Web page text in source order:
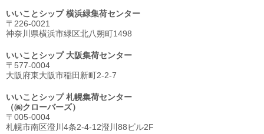
いいことシップ 横浜緑集荷センター
〒226-0021
神奈川県横浜市緑区北八朔町1498
いいことシップ 大阪集荷センター
〒577-0004
大阪府東大阪市稲田新町2-2-7
いいことシップ 札幌集荷センター
（㈱クローバーズ）
〒005-0004
札幌市南区澄川4条2-4-12澄川88ビル2F